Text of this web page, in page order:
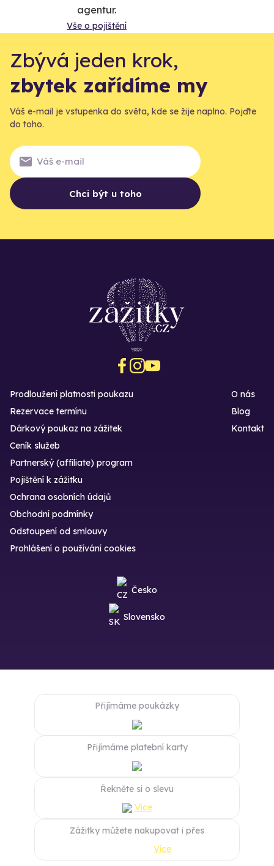
agentur.
Vše o pojištění
Zbývá jeden krok,
zbytek zařídíme my
Váš e-mail je vstupenka do světa, kde se žije naplno. Pojďte
do toho.
Chci být u toho
Prodloužení platnosti poukazu
Rezervace termínu
Dárkový poukaz na zážitek
O nás
Blog
Kontakt
Ceník služeb
Partnerský (affiliate) program
Pojištění k zážitku
Ochrana osobních údajů
Obchodní podmínky
Odstoupení od smlouvy
Prohlášení o používání cookies
Česko
Slovensko
Přijímáme poukázky
Přijímáme platební karty
Řekněte si o slevu
Více
Zážitky můžete nakupovat i přes
Více